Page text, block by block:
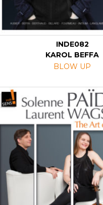
INDE082
KAROL BEFFA
BLOW UP